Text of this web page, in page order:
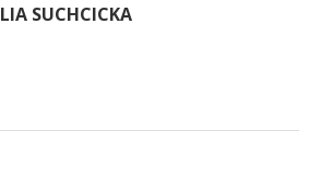
SUCHCICKA